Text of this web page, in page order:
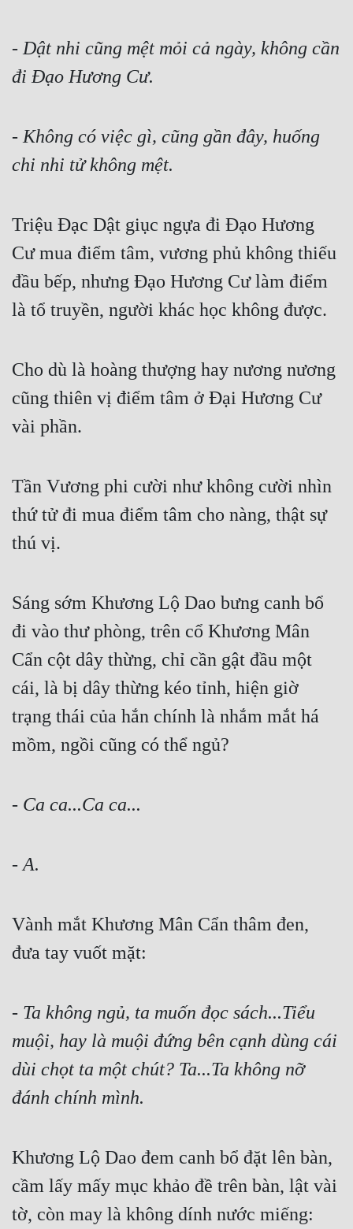
- Dật nhi cũng mệt mỏi cả ngày, không cần
đi Đạo Hương Cư.
- Không có việc gì, cũng gần đây, huống
chi nhi tử không mệt.
Triệu Đạc Dật giục ngựa đi Đạo Hương
Cư mua điểm tâm, vương phủ không thiếu
đầu bếp, nhưng Đạo Hương Cư làm điểm
là tổ truyền, người khác học không được.
Cho dù là hoàng thượng hay nương nương
cũng thiên vị điểm tâm ở Đại Hương Cư
vài phần.
Tần Vương phi cười như không cười nhìn
thứ tử đi mua điểm tâm cho nàng, thật sự
thú vị.
Sáng sớm Khương Lộ Dao bưng canh bổ
đi vào thư phòng, trên cổ Khương Mân
Cẩn cột dây thừng, chỉ cần gật đầu một
cái, là bị dây thừng kéo tỉnh, hiện giờ
trạng thái của hắn chính là nhắm mắt há
mồm, ngồi cũng có thể ngủ?
- Ca ca...Ca ca...
- A.
Vành mắt Khương Mân Cẩn thâm đen,
đưa tay vuốt mặt:
- Ta không ngủ, ta muốn đọc sách...Tiểu
muội, hay là muội đứng bên cạnh dùng cái
dùi chọt ta một chút? Ta...Ta không nỡ
đánh chính mình.
Khương Lộ Dao đem canh bổ đặt lên bàn,
cầm lấy mấy mục khảo đề trên bàn, lật vài
tờ, còn may là không dính nước miếng: